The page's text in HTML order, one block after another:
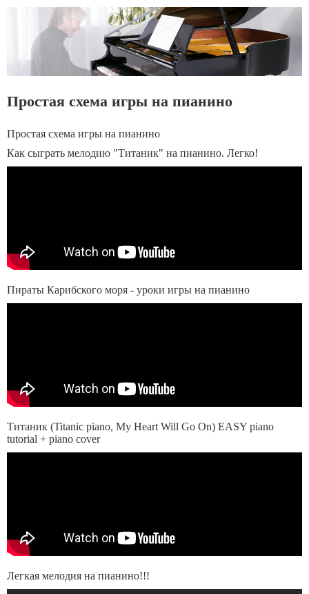
Простая схема игры на пианино
Простая схема игры на пианино
Как сыграть мелодию "Титаник" на пианино. Легко!
Пираты Карибского моря - уроки игры на пианино
Титаник (Titanic piano, My Heart Will Go On) EASY piano
tutorial + piano cover
Легкая мелодия на пианино!!!